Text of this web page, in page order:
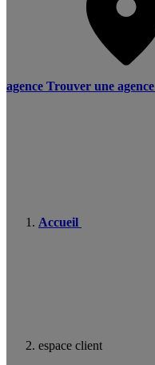
agence Trouver une agence
Accueil
espace client